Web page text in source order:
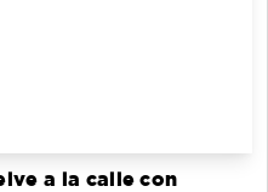
a la calle con